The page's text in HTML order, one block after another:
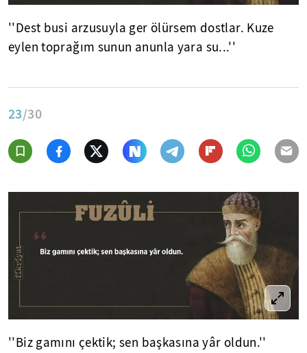
''Dest busi arzusuyla ger ölürsem dostlar. Kuze
eylen toprağım sunun anunla yara su...''
23/30
''Biz gamını çektik; sen başkasına yâr oldun.''